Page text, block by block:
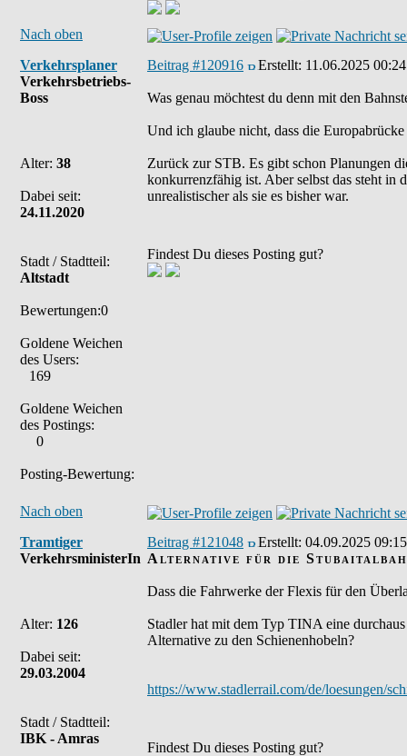
Nach oben
Verkehrsplaner
Verkehrsbetriebs-
Boss
Alter: 38
Dabei seit:
24.11.2020
Stadt / Stadtteil:
Altstadt
Bewertungen:0
Goldene Weichen
des Users:
169
Goldene Weichen
des Postings:
0
Posting-Bewertung:
Beitrag #120916 Erstellt: 11.06.2025 00:24
Was genau möchtest du denn mit den
Und ich glaube nicht, dass die
Zurück zur STB. Es gibt schon Planungen
konkurrenzfähig ist. Aber selbst das steht in
unrealistischer als sie es bisher war.
Findest Du dieses Posting gut?
Nach oben
Tramtiger
VerkehrsministerIn
Alter: 126
Dabei seit:
29.03.2004
Stadt / Stadtteil:
IBK - Amras
Beitrag #121048 Erstellt: 04.09.2025 09:15
Alternative für die
Dass die Fahrwerke der Flexis für den
Stadler hat mit dem Typ TINA eine
Alternative zu den Schienenhobeln?
https://www.stadlerrail.com/de/loesungen/
Findest Du dieses Posting gut?